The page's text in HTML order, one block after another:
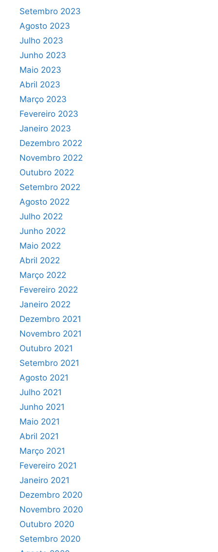
Setembro 2023
Agosto 2023
Julho 2023
Junho 2023
Maio 2023
Abril 2023
Março 2023
Fevereiro 2023
Janeiro 2023
Dezembro 2022
Novembro 2022
Outubro 2022
Setembro 2022
Agosto 2022
Julho 2022
Junho 2022
Maio 2022
Abril 2022
Março 2022
Fevereiro 2022
Janeiro 2022
Dezembro 2021
Novembro 2021
Outubro 2021
Setembro 2021
Agosto 2021
Julho 2021
Junho 2021
Maio 2021
Abril 2021
Março 2021
Fevereiro 2021
Janeiro 2021
Dezembro 2020
Novembro 2020
Outubro 2020
Setembro 2020